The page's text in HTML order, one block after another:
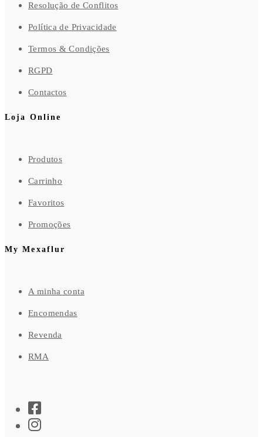
Resolução de Conflitos
Política de Privacidade
Termos & Condições
RGPD
Contactos
Loja Online
Produtos
Carrinho
Favoritos
Promoções
My Mexaflur
A minha conta
Encomendas
Revenda
RMA